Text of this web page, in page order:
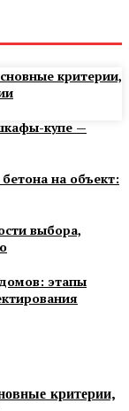
критерии,
купе —
на объект:
выбора,
этапы
критерии,